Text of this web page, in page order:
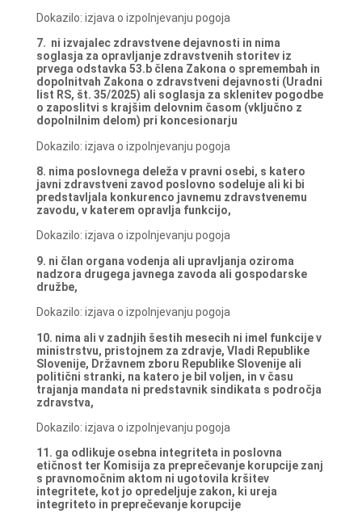
Dokazilo: izjava o izpolnjevanju pogoja
7. ni izvajalec zdravstvene dejavnosti in nima
soglasja za opravljanje zdravstvenih storitev iz
prvega odstavka 53.b člena Zakona o spremembah in
dopolnitvah Zakona o zdravstveni dejavnosti (Uradni
list RS, št. 35/2025) ali soglasja za sklenitev pogodbe
o zaposlitvi s krajšim delovnim časom (vključno z
dopolnilnim delom) pri koncesionarju
Dokazilo: izjava o izpolnjevanju pogoja
8. nima poslovnega deleža v pravni osebi, s katero
javni zdravstveni zavod poslovno sodeluje ali ki bi
predstavljala konkurenco javnemu zdravstvenemu
zavodu, v katerem opravlja funkcijo,
Dokazilo: izjava o izpolnjevanju pogoja
9. ni član organa vodenja ali upravljanja oziroma
nadzora drugega javnega zavoda ali gospodarske
družbe,
Dokazilo: izjava o izpolnjevanju pogoja
10. nima ali v zadnjih šestih mesecih ni imel funkcije v
ministrstvu, pristojnem za zdravje, Vladi Republike
Slovenije, Državnem zboru Republike Slovenije ali
politični stranki, na katero je bil voljen, in v času
trajanja mandata ni predstavnik sindikata s področja
zdravstva,
Dokazilo: izjava o izpolnjevanju pogoja
11. ga odlikuje osebna integriteta in poslovna
etičnost ter Komisija za preprečevanje korupcije zanj
s pravnomočnim aktom ni ugotovila kršitev
integritete, kot jo opredeljuje zakon, ki ureja
integriteto in preprečevanje korupcije